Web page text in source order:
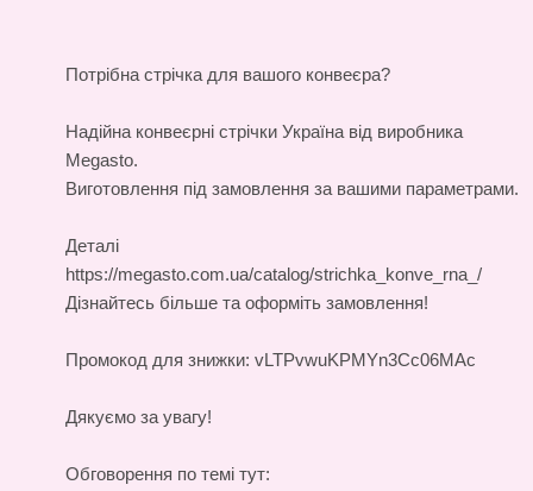
Потрібна стрічка для вашого конвеєра?
Надійна конвеєрні стрічки Україна від виробника
Megasto.
Виготовлення під замовлення за вашими параметрами.
Деталі
https://megasto.com.ua/catalog/strichka_konve_rna_/
Дізнайтесь більше та оформіть замовлення!
Промокод для знижки: vLTPvwuKPMYn3Cc06MAc
Дякуємо за увагу!
Обговорення по темі тут: